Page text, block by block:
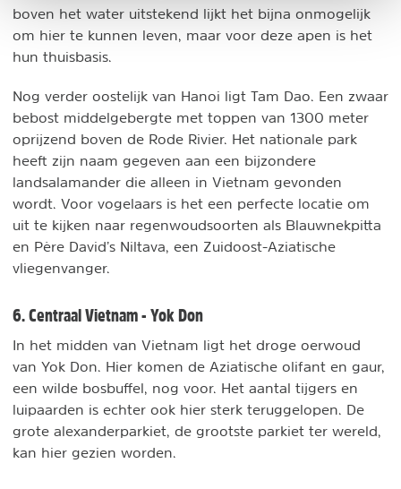
boven het water uitstekend lijkt het bijna onmogelijk
om hier te kunnen leven, maar voor deze apen is het
hun thuisbasis.
Nog verder oostelijk van Hanoi ligt Tam Dao. Een zwaar
bebost middelgebergte met toppen van 1300 meter
oprijzend boven de Rode Rivier. Het nationale park
heeft zijn naam gegeven aan een bijzondere
landsalamander die alleen in Vietnam gevonden
wordt. Voor vogelaars is het een perfecte locatie om
uit te kijken naar regenwoudsoorten als Blauwnekpitta
en Père David’s Niltava, een Zuidoost-Aziatische
vliegenvanger.
6. Centraal Vietnam - Yok Don
In het midden van Vietnam ligt het droge oerwoud
van Yok Don. Hier komen de Aziatische olifant en gaur,
een wilde bosbuffel, nog voor. Het aantal tijgers en
luipaarden is echter ook hier sterk teruggelopen. De
grote alexanderparkiet, de grootste parkiet ter wereld,
kan hier gezien worden.